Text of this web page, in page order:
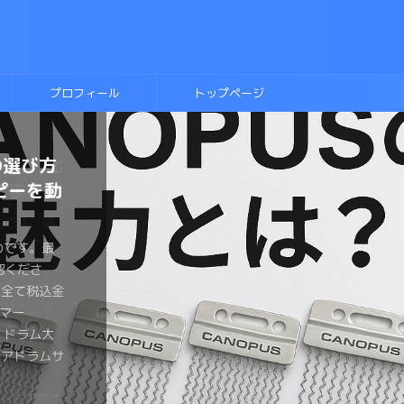
プロフィール トップページ
び方
ーを動
す。最
くださ
て税込金
ー
ラム大
ドラムサ
を紹介す
ド比
まとめ
す。最
ださ
て税込金
ー
ラム大
ドラムサ
ムヘッド
が多す
じヘッド
入れ
す。最
ださ
て税込金
ー
ラム大
おすすめ
要といえ
手に入
のヘッド
キス
です。最
ださ
て税込金
ー
ラム大
変拍子の
。 変拍
ーが一
っちょ
に挑
本
です。最
くださ
て税込金
ー
ラム大
ーみやっ
ラムを
いたこ
ヘッ
？
です。最
ださ
て税込金
ー
ラム大
がヘッド
アのヘッ
ドを買
もヘッ
こだ
るの
です。最
くださ
て税込金
ー
ラム大
スネアの
るよ。
ッドを
スド
は？？
です。最
ださ
て税込金
ー
ラム大
ブルース
したい。
とはい
が引けま
ィッ
す。最
ださ
て税込金
ーみやっ
ューニン
ルスネア
ラムを買
んある
のかイマ
ドラ
す。最
ださ
て税込金
ー みやっ
流行し
するフ
したよ
せん
が、趣